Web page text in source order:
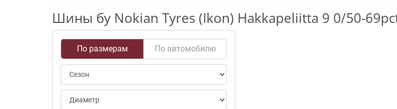
Шины бу Nokian Tyres (Ikon) Hakkapeliitta 9 0/50-69pct
По размерам По автомобилю